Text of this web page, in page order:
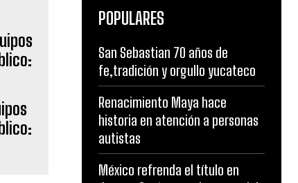
POPULARES
San Sebastian 70 años de
fe,tradición y orgullo yucateco
Renacimiento Maya hace
historia en atención a personas
autistas
México refrenda el título en